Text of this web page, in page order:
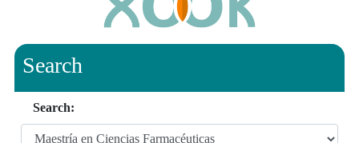
Search
Search: